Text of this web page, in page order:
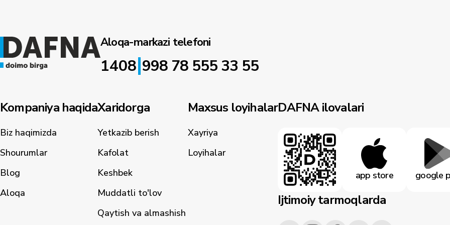
Aloqa-markazi telefoni
1408|998 78 555 33 55
Kompaniya haqida
Biz haqimizda
Shourumlar
Blog
Aloqa
Xaridorga
Yetkazib berish
Kafolat
Keshbek
Muddatli to'lov
Qaytish va almashish
Maxsus loyihalar
Xayriya
Loyihalar
DAFNA ilovalari
app store google
Ijtimoiy tarmoqlarda